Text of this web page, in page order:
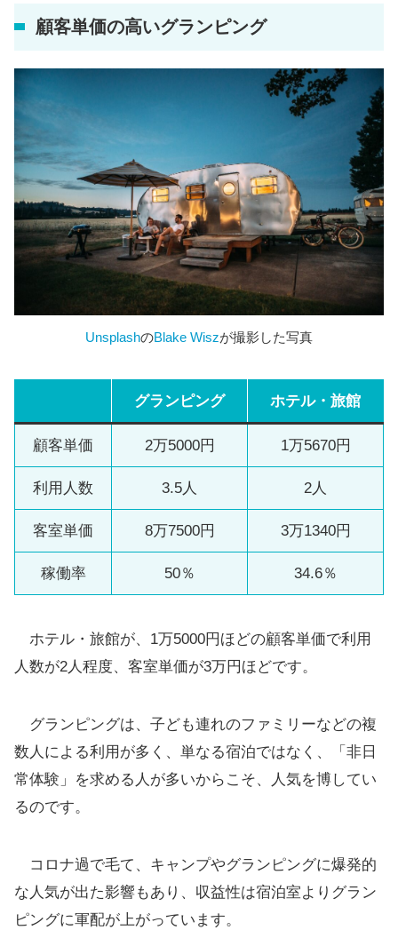
顧客単価の高いグランピング
UnsplashのBlake Wiszが撮影した写真
グランピング ホテル・旅館
顧客単価 2万5000円 1万5670円
利用人数 3.5人 2人
客室単価 8万7500円 3万1340円
稼働率 50％ 34.6％
ホテル・旅館が、1万5000円ほどの顧客単価で利用
人数が2人程度、客室単価が3万円ほどです。
グランピングは、子ども連れのファミリーなどの複
数人による利用が多く、単なる宿泊ではなく、「非日
常体験」を求める人が多いからこそ、人気を博してい
るのです。
コロナ過で毛て、キャンプやグランピングに爆発的
な人気が出た影響もあり、収益性は宿泊室よりグラン
ピングに軍配が上がっています。